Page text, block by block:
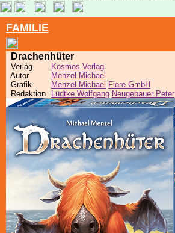
FAMILIE
Drachenhüter
Verlag
Kosmos Verlag
Autor
Menzel Michael
Grafik
Menzel Michael Fiore GmbH
Redaktion
Lüdtke Wolfgang Neugebauer Peter